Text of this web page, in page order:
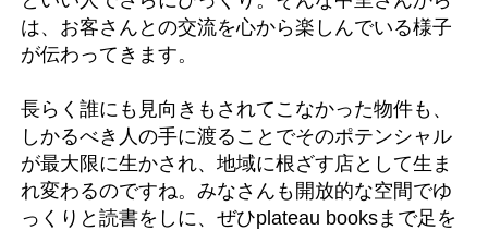
は、お客さんとの交流を心から楽しんでいる様子
が伝わってきます。
長らく誰にも見向きもされてこなかった物件も、
しかるべき人の手に渡ることでそのポテンシャル
が最大限に生かされ、地域に根ざす店として生ま
れ変わるのですね。みなさんも開放的な空間でゆ
っくりと読書をしに、ぜひplateau booksまで足を